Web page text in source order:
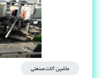
ماشین آلات صنعتی